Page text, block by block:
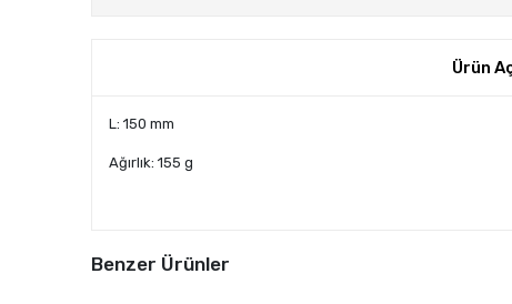
Ürün
L: 150 mm
Ağırlık: 155 g
Benzer Ürünler